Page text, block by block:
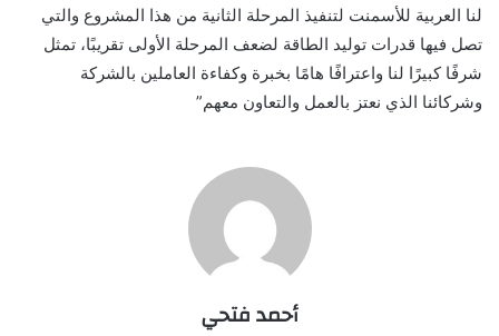
لنا العربية للأسمنت لتنفيذ المرحلة الثانية من هذا المشروع والتي
تصل فيها قدرات توليد الطاقة لضعف المرحلة الأولى تقريبًا، تمثل
شرفًا كبيرًا لنا واعترافًا هامًا بخبرة وكفاءة العاملين بالشركة
وشركائنا الذي نعتز بالعمل والتعاون معهم”
أحمد فتحي